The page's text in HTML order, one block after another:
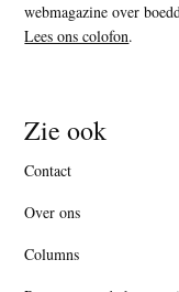
webmagazine over
Lees ons colofon.
Zie ook
Contact
Over ons
Columns